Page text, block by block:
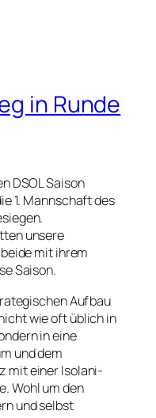
in Runde
DSOL Saison
1. Mannschaft des
unsere
mit ihrem
Saison.
Aufbau
wie oft üblich in
in eine
und dem
mit einer Isolani-
Wohl um den
und selbst